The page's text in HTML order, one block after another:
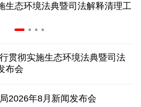
旧换新业务火热，记者探访
致7人死亡 17人伤 凶手疑自杀
止"生育旅游"收紧"出生公民权"
生态环境法典暨司法解释清理工
贯彻实施生态环境法典暨司法
布会
2026年8月新闻发布会